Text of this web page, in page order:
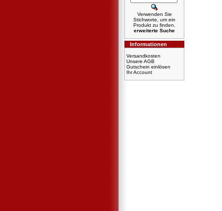
Verwenden Sie
Stichworte, um ein
Produkt zu finden.
erweiterte Suche
Informationen
Versandkosten
Unsere AGB
Gutschein einlösen
Ihr Account